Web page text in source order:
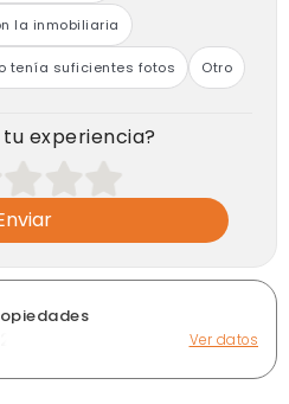
la inmobiliaria
tenía suficientes fotos Otro
experiencia?
Ver datos